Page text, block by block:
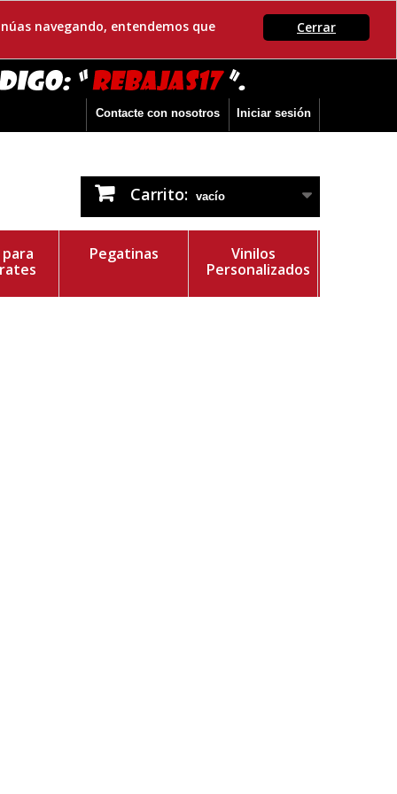
Cerrar
navegando, entendemos que
Iniciar sesión
Contacte con nosotros
Carrito: vacío
Pegatinas
Vinilos
Personalizados